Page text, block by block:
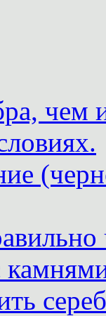
чем